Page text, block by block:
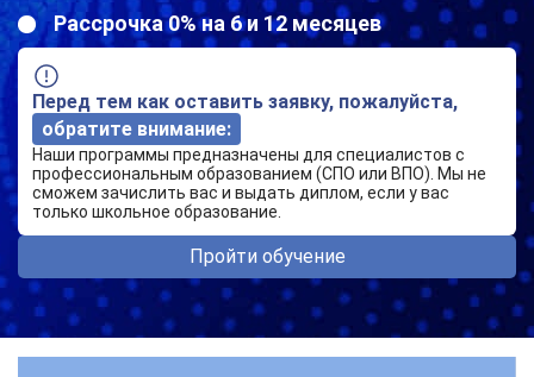
Рассрочка 0% на 6 и 12 месяцев
Перед тем как оставить заявку, пожалуйста,
обратите внимание:
Наши программы предназначены для специалистов с
профессиональным образованием (СПО или ВПО). Мы не
сможем зачислить вас и выдать диплом, если у вас
только школьное образование.
Пройти обучение